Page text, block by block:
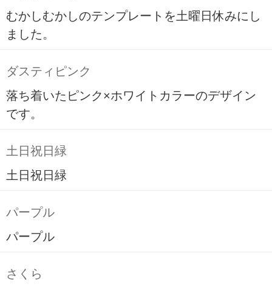
むかしむかしのテンプレートを土曜日休みにし
ました。
ダスティピンク
落ち着いたピンク×ホワイトカラーのデザイン
です。
土日祝日緑
土日祝日緑
パープル
パープル
さくら